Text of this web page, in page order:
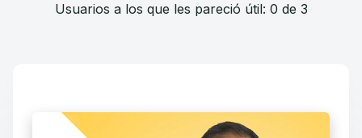
Usuarios a los que les pareció útil: 0 de 3